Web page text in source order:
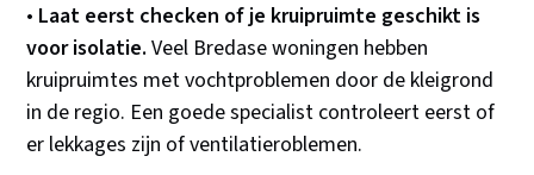
• Laat eerst checken of je kruipruimte geschikt is
voor isolatie. Veel Bredase woningen hebben
kruipruimtes met vochtproblemen door de kleigrond
in de regio. Een goede specialist controleert eerst of
er lekkages zijn of ventilatieroblemen.